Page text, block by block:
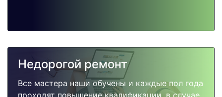
Недорогой ремонт
Все мастера наши обучены и каждые пол года
проходят повышение квалификации, в случае